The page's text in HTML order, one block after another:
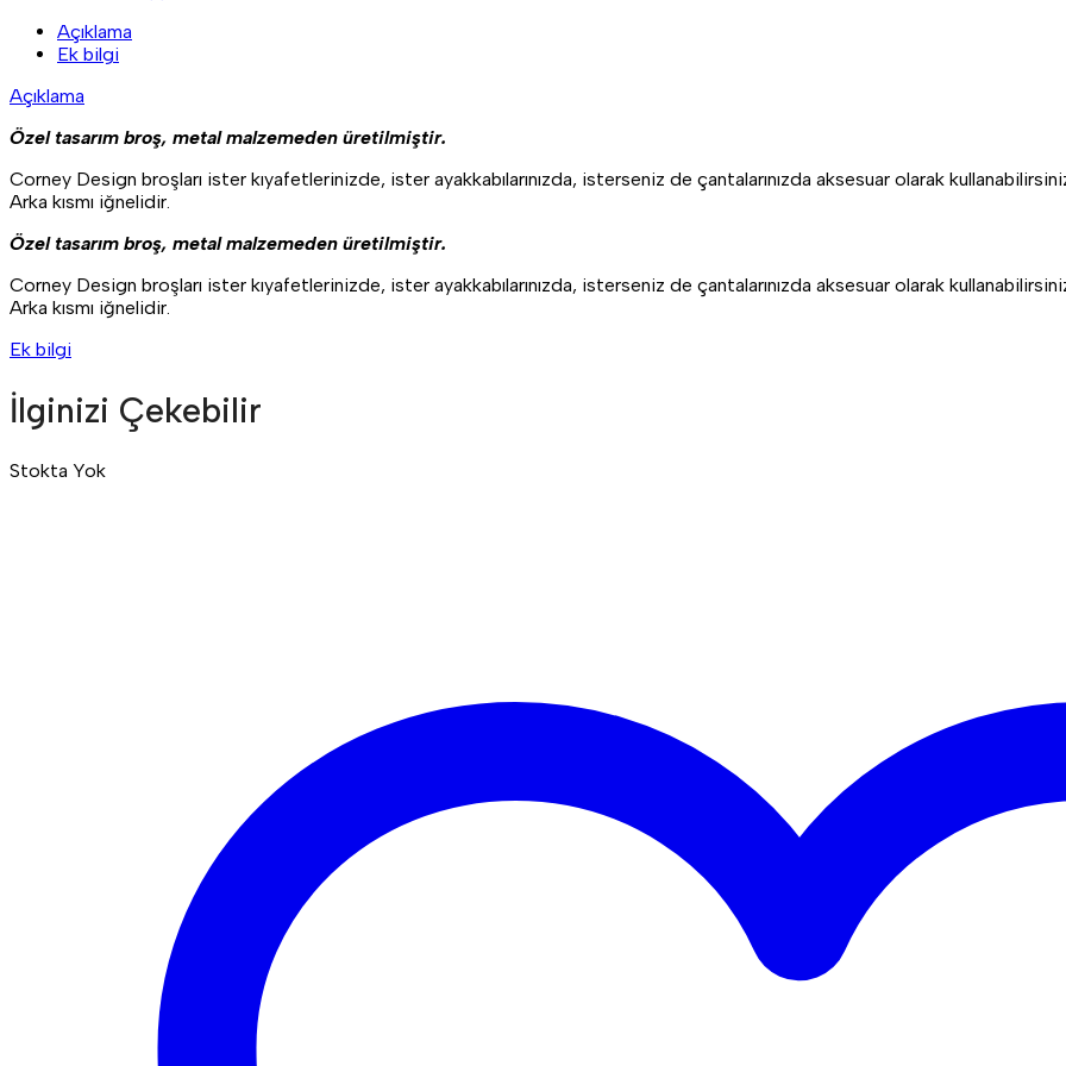
Açıklama
Ek bilgi
Açıklama
Özel tasarım broş, metal malzemeden üretilmiştir.
Corney Design broşları ister kıyafetlerinizde, ister ayakkabılarınızda, isterseniz de çantalarınızda aksesuar olarak
Arka kısmı iğnelidir.
Özel tasarım broş, metal malzemeden üretilmiştir.
Corney Design broşları ister kıyafetlerinizde, ister ayakkabılarınızda, isterseniz de çantalarınızda aksesuar olarak
Arka kısmı iğnelidir.
Ek bilgi
İlginizi Çekebilir
Stokta Yok